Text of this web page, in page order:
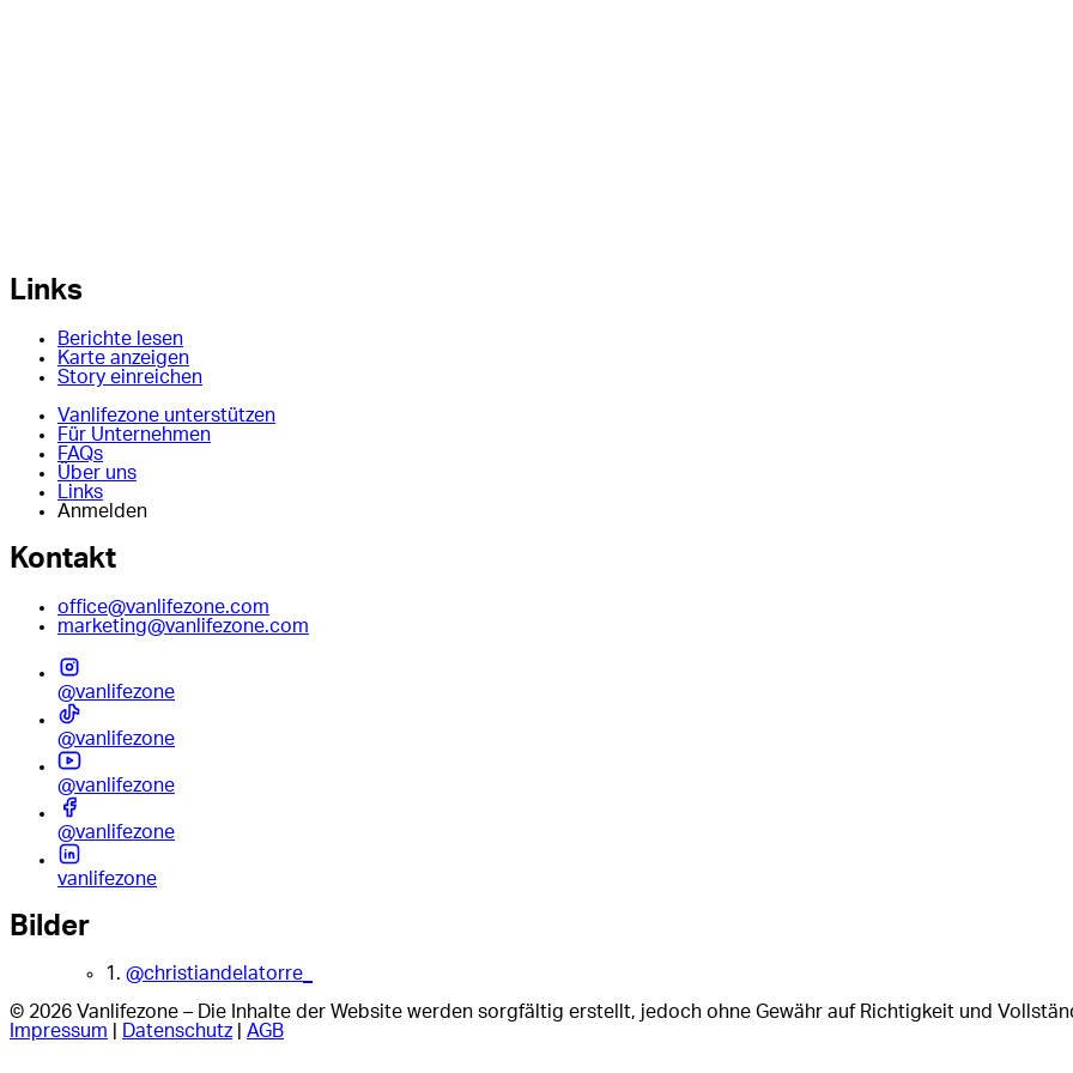
Links
Berichte lesen
Karte anzeigen
Story einreichen
Vanlifezone unterstützen
Für Unternehmen
FAQs
Über uns
Links
Anmelden
Kontakt
office@vanlifezone.com
marketing@vanlifezone.com
@vanlifezone
@vanlifezone
@vanlifezone
@vanlifezone
vanlifezone
Bilder
1. @christiandelatorre_
© 2026 Vanlifezone – Die Inhalte der Website werden sorgfältig erstellt, jedoch ohne Gewähr auf Richtigkeit und
Impressum
Datenschutz| AGB